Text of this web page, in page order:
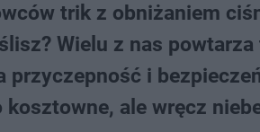
trik z obniżaniem
Wielu z nas
przyczepność i
ale wręcz